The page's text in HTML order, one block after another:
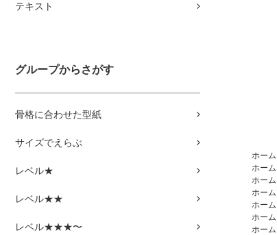
テキスト
グループからさがす
骨格に合わせた型紙
サイズでえらぶ
レベル★
レベル★★
レベル★★★〜
ホーム
ホーム
ホーム
ホーム
ホーム
ホーム
ホーム